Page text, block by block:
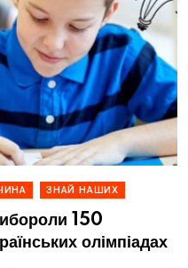
ЗНАЙ НАШИХ
150
олімпіадах